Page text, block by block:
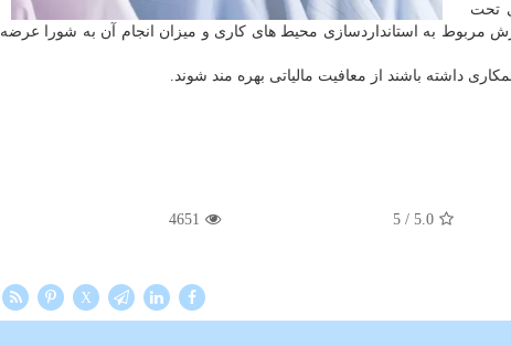
تحت
مربوط به استانداردسازی محیط های كاری و میزان انجام آن به شورا عرضه
داشته باشند از معافیت مالیاتی بهره مند شوند.
5.0
/ 5
4651
X